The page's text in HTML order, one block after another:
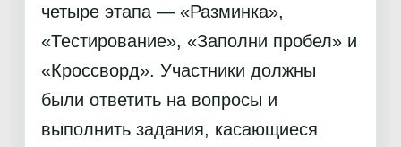
четыре этапа — «Разминка»,
«Тестирование», «Заполни пробел» и
«Кроссворд». Участники должны
были ответить на вопросы и
выполнить задания, касающиеся